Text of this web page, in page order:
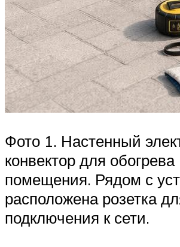
Фото 1. Настенный
конвектор для обогрева
помещения. Рядом с
расположена розетка
подключения к сети.